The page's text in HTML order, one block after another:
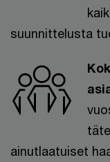
suunnittelusta
ainutlaatuiset